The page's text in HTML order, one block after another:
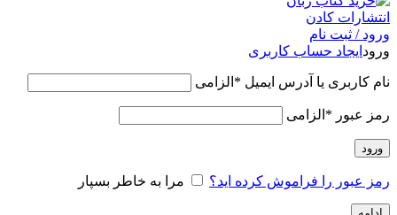
ورود / ثبت نام
ورود ایجاد حساب کاربری
نام کاربری یا آدرس ایمیل * الزامی
رمز عبور * الزامی
ورود
رمز عبور را فراموش کرده اید؟ مرا به خاطر بسپار